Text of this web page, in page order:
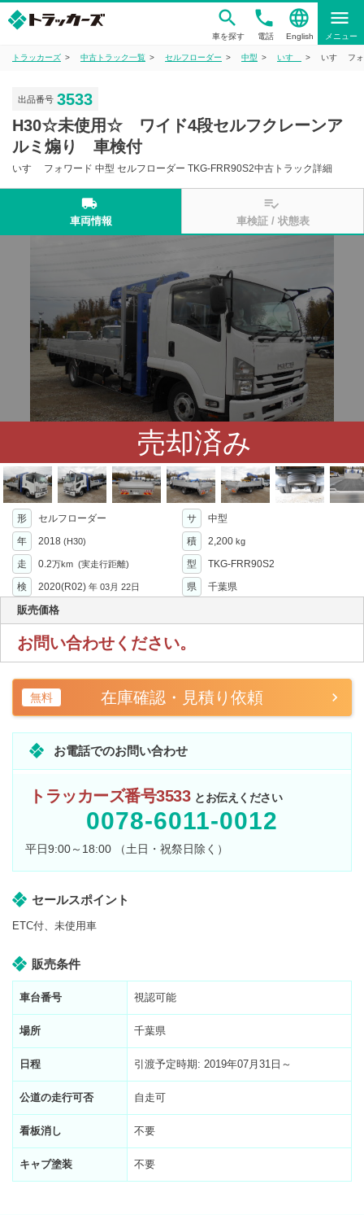
車を探す
phone
電話
language
English
menu
メニュー
トラッカーズ 中古トラック一覧 セルフローダー 中型 いすゞ いすゞ フ
出品番号 3533
H30☆未使用☆ ワイド4段セルフクレーンア
ルミ煽り 車検付
いすゞ フォワード 中型 セルフローダー TKG-FRR90S2中古トラック詳細
local_shipping
車両情報
playlist_add_check
車検証 / 状態表
売却済み
形 セルフローダー サ
中型
年
2018 (H30) 積 2,200 kg
走 0.2万km (実走行距離) 型
TKG-FRR90S2
検
2020(R02) 年 03月 22日 県 千葉県
販売価格
お問い合わせください。
無料 在庫確認・見積り依頼
お電話でのお問い合わせ
トラッカーズ番号3533 とお伝えください
0078-6011-0012
平日9:00～18:00 （土日・祝祭日除く）
セールスポイント
ETC付、未使用車
販売条件
車台番号 視認可能
場所 千葉県
日程 引渡予定時期: 2019年07月31日～
公道の走行可否 自走可
看板消し 不要
キャブ塗装 不要